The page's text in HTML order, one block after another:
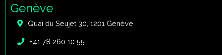
Genève
Quai du Seujet 30, 1201 Genève
+41 78 260 10 55